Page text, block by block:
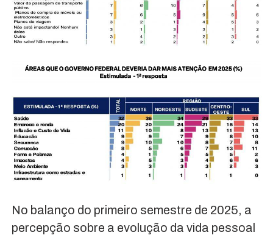
No balanço do primeiro semestre de 2025, a
percepção sobre a evolução da vida pessoal